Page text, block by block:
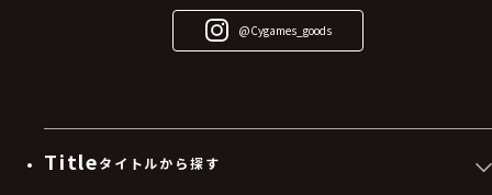
@Cygames_goods
Titleタイトルから探す